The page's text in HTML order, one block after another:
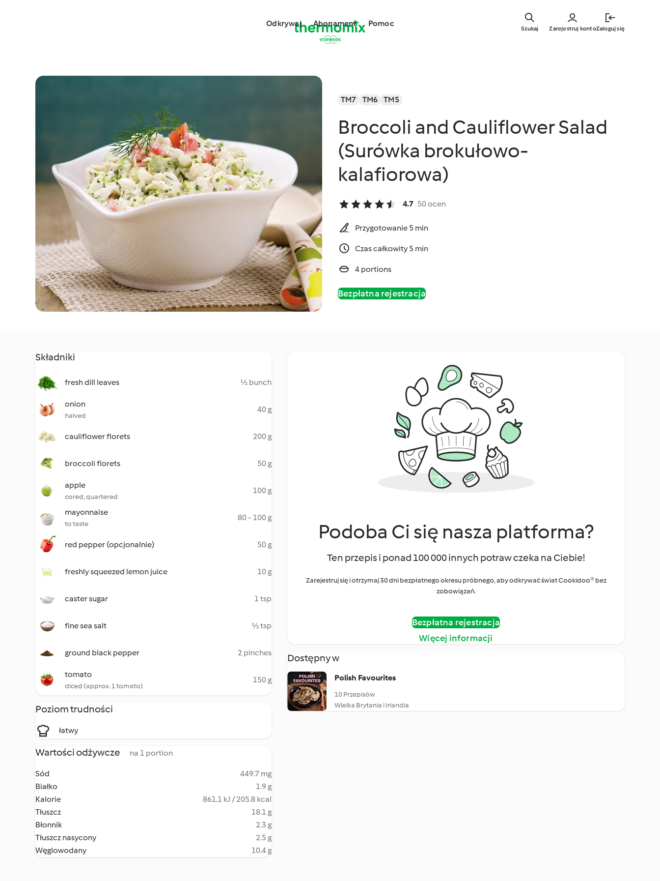
głównej
Odkrywaj Abonament Pomoc
Zarejestruj kontoZaloguj się
Szukaj
TM7 TM6 TM5
Broccoli and Cauliflower Salad
(Surówka brokułowo-
kalafiorowa)
4.7 50 ocen
Przygotowanie 5 min
Czas całkowity 5 min
4 portions
Bezpłatna rejestracja
Składniki
fresh dill leaves ½ bunch
onion
halved
40 g
cauliflower florets 200 g
broccoli florets 50 g
apple
cored, quartered
100 g
mayonnaise
to taste
80 - 100 g
red pepper (opcjonalnie) 50 g
freshly squeezed lemon juice 10 g
caster sugar 1 tsp
fine sea salt ½ tsp
ground black pepper 2 pinches
tomato
diced (approx. 1 tomato)
150 g
Poziom trudności
łatwy
Wartości odżywcze na 1 portion
Sód
449.7 mg
Białko
1.9 g
Kalorie
861.1 kJ / 205.8 kcal
Tłuszcz
18.1 g
Błonnik
2.3 g
Tłuszcz nasycony
2.5 g
Węglowodany
10.4 g
Podoba Ci się nasza platforma?
Ten przepis i ponad 100 000 innych potraw czeka na Ciebie!
Zarejestruj się i otrzymaj 30 dni bezpłatnego okresu próbnego, aby odkrywać świat Cookidoo® bez
zobowiązań.
Bezpłatna rejestracja
Więcej informacji
Dostępny w
Polish Favourites
10 Przepisów
Wielka Brytania i Irlandia